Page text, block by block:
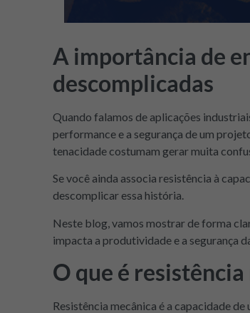
A importância de
descomplicadas
Quando falamos de aplicações
performance e a segurança de um
tenacidade costumam gerar muita
Se você ainda associa resistência à
descomplicar essa história.
Neste blog, vamos mostrar de forma
impacta a produtividade e a segurança
O que é resistência
Resistência mecânica é a capacidade